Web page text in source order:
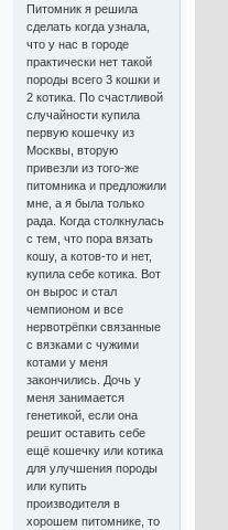
Питомник я решила
сделать когда узнала,
что у нас в городе
практически нет такой
породы всего 3 кошки и
2 котика. По счастливой
случайности купила
первую кошечку из
Москвы, вторую
привезли из того-же
питомника и предложили
мне, а я была только
рада. Когда столкнулась
с тем, что пора вязать
кошу, а котов-то и нет,
купила себе котика. Вот
он вырос и стал
чемпионом и все
нервотрёпки связанные
с вязками с чужими
котами у меня
закончились. Дочь у
меня занимается
генетикой, если она
решит оставить себе
ещё кошечку или котика
для улучшения породы
или купить
производителя в
хорошем питомнике, то